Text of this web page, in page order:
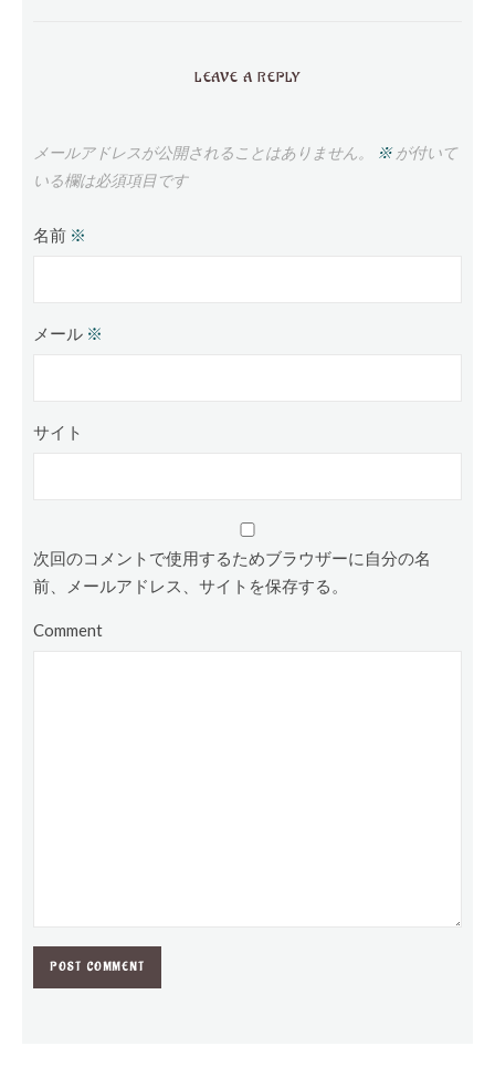
LEAVE A REPLY
メールアドレスが公開されることはありません。 ※が付いて
いる欄は必須項目です
名前 ※
メール ※
サイト
次回のコメントで使用するためブラウザーに自分の名
前、メールアドレス、サイトを保存する。
Comment